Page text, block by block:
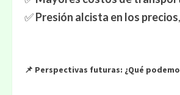
✅Presión alcista en los precios
📌 Perspectivas futuras: ¿Qué